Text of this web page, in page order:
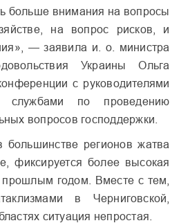
больше внимания на вопросы
на вопрос рисков, и
— заявила и. о. министра
Украины Ольга
с руководителями
службами по проведению
вопросов господдержки.
регионов жатва
фиксируется более высокая
годом. Вместе с тем,
в Черниговской,
ситуация непростая.